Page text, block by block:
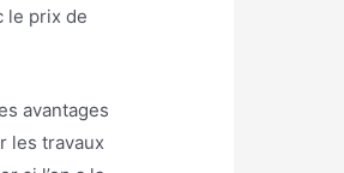
le prix de
avantages
les travaux